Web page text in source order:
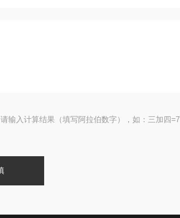
请输入计算结果（填写阿拉伯数字），如：三加四=7